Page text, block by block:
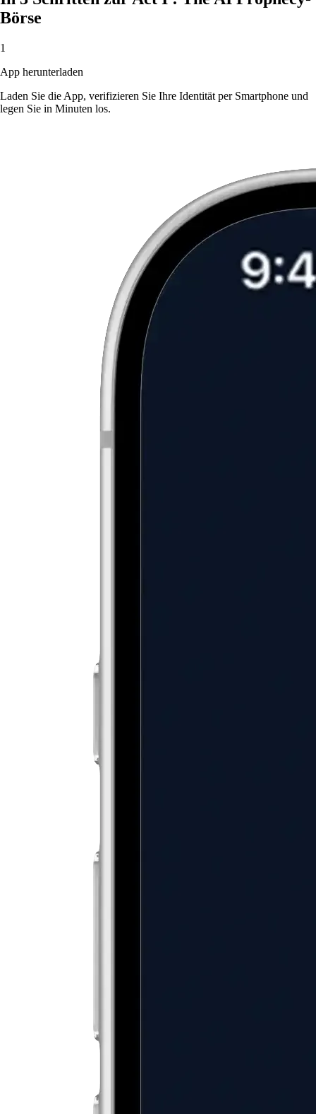
Börse
1
App herunterladen
Laden Sie die App, verifizieren Sie Ihre Identität per Smartphone und
legen Sie in Minuten los.